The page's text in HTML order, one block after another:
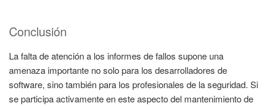
Conclusión
La falta de atención a los informes de fallos supone una
amenaza importante no solo para los desarrolladores de
software, sino también para los profesionales de la seguridad. Si
se participa activamente en este aspecto del mantenimiento de